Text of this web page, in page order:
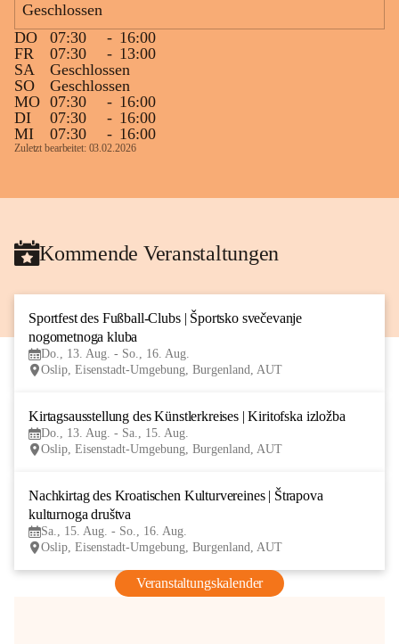
Geschlossen
DO
07:30 - 16:00
FR
07:30 - 13:00
SA
Geschlossen
SO
Geschlossen
MO 07:30 - 16:00
DI
07:30 - 16:00
MI
07:30 - 16:00
Zuletzt bearbeitet: 03.02.2026
Kommende Veranstaltungen
Sportfest des Fußball-Clubs | Športsko svečevanje
nogometnoga kluba
Do., 13. Aug. - So., 16. Aug.
Oslip, Eisenstadt-Umgebung, Burgenland, AUT
Kirtagsausstellung des Künstlerkreises | Kiritofska izložba
Do., 13. Aug. - Sa., 15. Aug.
Oslip, Eisenstadt-Umgebung, Burgenland, AUT
Nachkirtag des Kroatischen Kulturvereines | Štrapova
kulturnoga društva
Sa., 15. Aug. - So., 16. Aug.
Oslip, Eisenstadt-Umgebung, Burgenland, AUT
Veranstaltungskalender